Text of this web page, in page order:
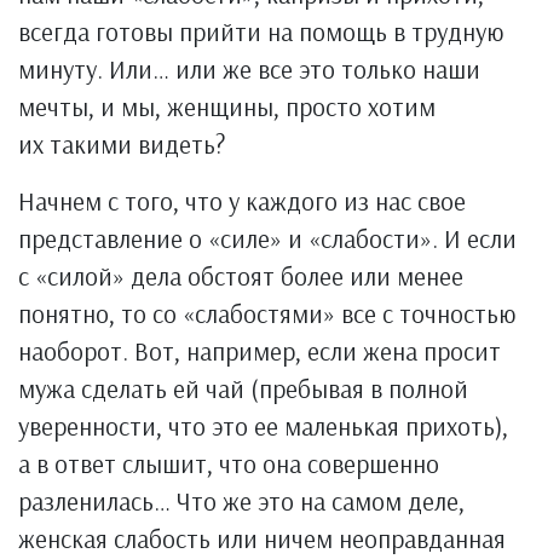
всегда готовы прийти на помощь в трудную
минуту. Или… или же все это только наши
мечты, и мы, женщины, просто хотим
их такими видеть?
Начнем с того, что у каждого из нас свое
представление о «силе» и «слабости». И если
с «силой» дела обстоят более или менее
понятно, то со «слабостями» все с точностью
наоборот. Вот, например, если жена просит
мужа сделать ей чай (пребывая в полной
уверенности, что это ее маленькая прихоть),
а в ответ слышит, что она совершенно
разленилась… Что же это на самом деле,
женская слабость или ничем неоправданная